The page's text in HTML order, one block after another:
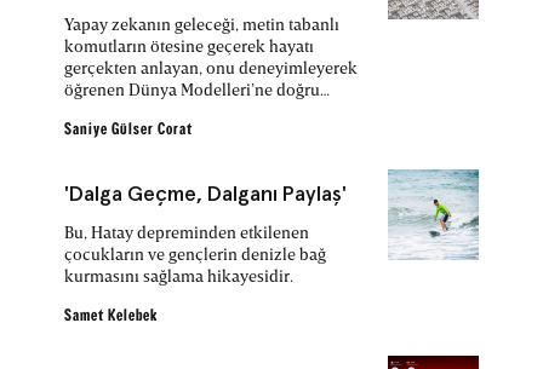
Yapay zekanın geleceği, metin tabanlı
komutların ötesine geçerek hayatı
gerçekten anlayan, onu deneyimleyerek
öğrenen Dünya Modelleri’ne doğru
Saniye Gülser Corat
'Dalga Geçme, Dalganı Paylaş'
Bu, Hatay depreminden etkilenen
çocukların ve gençlerin denizle bağ
kurmasını sağlama hikayesidir.
Samet Kelebek